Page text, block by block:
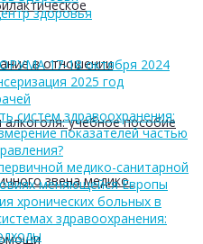
в отношении
алкоголя: учебное пособие
звена медико-
здоровья
17-18 октября 2024
2025 год
систем здравоохранения:
показателей частью
медико-санитарной
меняющейся Европы
хронических больных в
здравоохранения: